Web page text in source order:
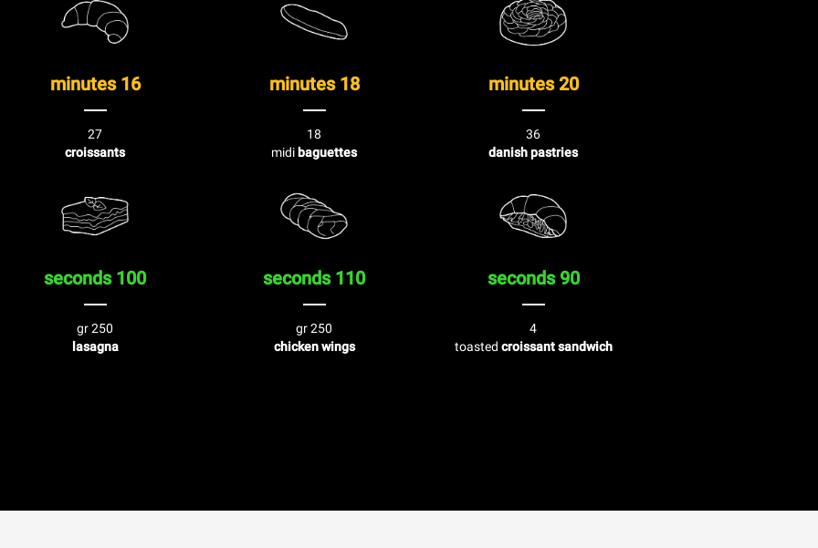
20 minutes
36
danish pastries
18 minutes
18
midi baguettes
16 minutes
27
croissants
90 seconds
4
toasted croissant sandwich
110 seconds
250 gr
chicken wings
100 seconds
250 gr
lasagna